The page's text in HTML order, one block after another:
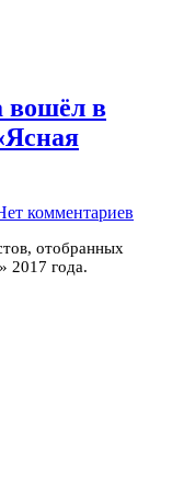
вошёл в
комментариев
отобранных
2017 года.